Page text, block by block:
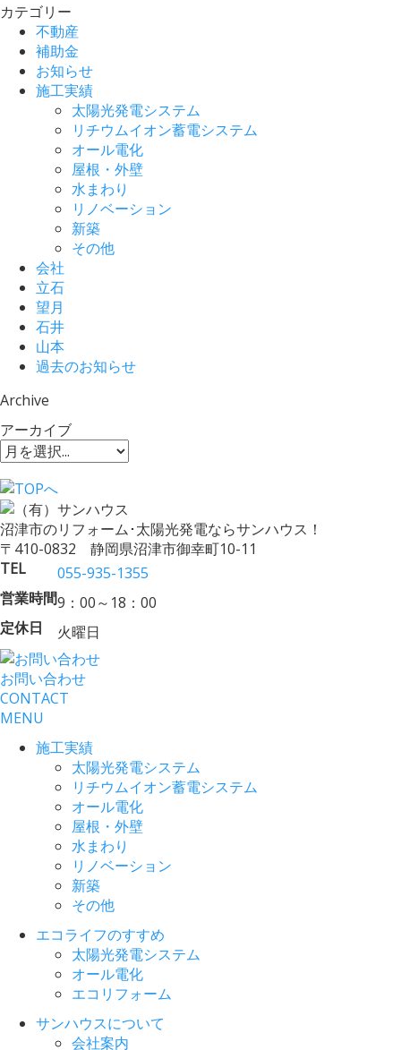
カテゴリー
不動産
補助金
お知らせ
施工実績
太陽光発電システム
リチウムイオン蓄電システム
オール電化
屋根・外壁
水まわり
リノベーション
新築
その他
会社
立石
望月
石井
山本
過去のお知らせ
Archive
アーカイブ
沼津市のリフォーム･太陽光発電ならサンハウス！
〒410-0832 静岡県沼津市御幸町10-11
TEL
055-935-1355
営業時間9：00～18：00
定休日
火曜日
お問い合わせ
CONTACT
MENU
施工実績
太陽光発電システム
リチウムイオン蓄電システム
オール電化
屋根・外壁
水まわり
リノベーション
新築
その他
エコライフのすすめ
太陽光発電システム
オール電化
エコリフォーム
サンハウスについて
会社案内